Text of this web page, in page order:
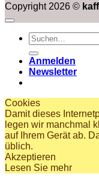
Copyright 2026 ©
Suchen
nach:
Anmelden
Newsletter
Cookies
Damit dieses
legen wir manchmal
auf Ihrem Gerät ab.
üblich.
Akzeptieren
Lesen Sie mehr